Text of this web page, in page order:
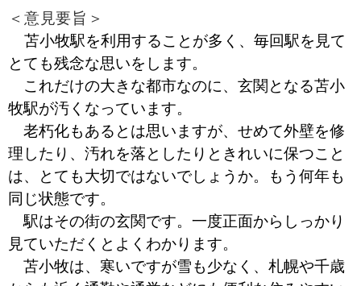
＜意見要旨＞
苫小牧駅を利用することが多く、毎回駅を見て
とても残念な思いをします。
これだけの大きな都市なのに、玄関となる苫小
牧駅が汚くなっています。
老朽化もあるとは思いますが、せめて外壁を修
理したり、汚れを落としたりときれいに保つこと
は、とても大切ではないでしょうか。もう何年も
同じ状態です。
駅はその街の玄関です。一度正面からしっかり
見ていただくとよくわかります。
苫小牧は、寒いですが雪も少なく、札幌や千歳